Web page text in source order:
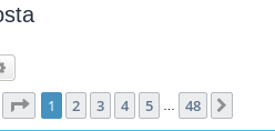
Pagina di 48
1 2 3 4 5 48